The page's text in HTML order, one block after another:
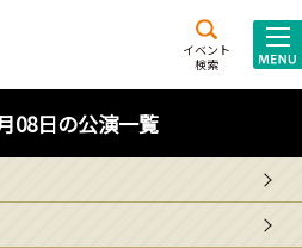
イベント
検索
西新井
文化ホール
08日の公演一覧